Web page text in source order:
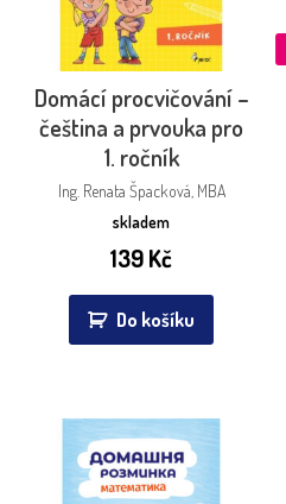
Domácí procvičování –
čeština a prvouka pro
1. ročník
Ing. Renata Špacková, MBA
skladem
139Kč
Do košíku